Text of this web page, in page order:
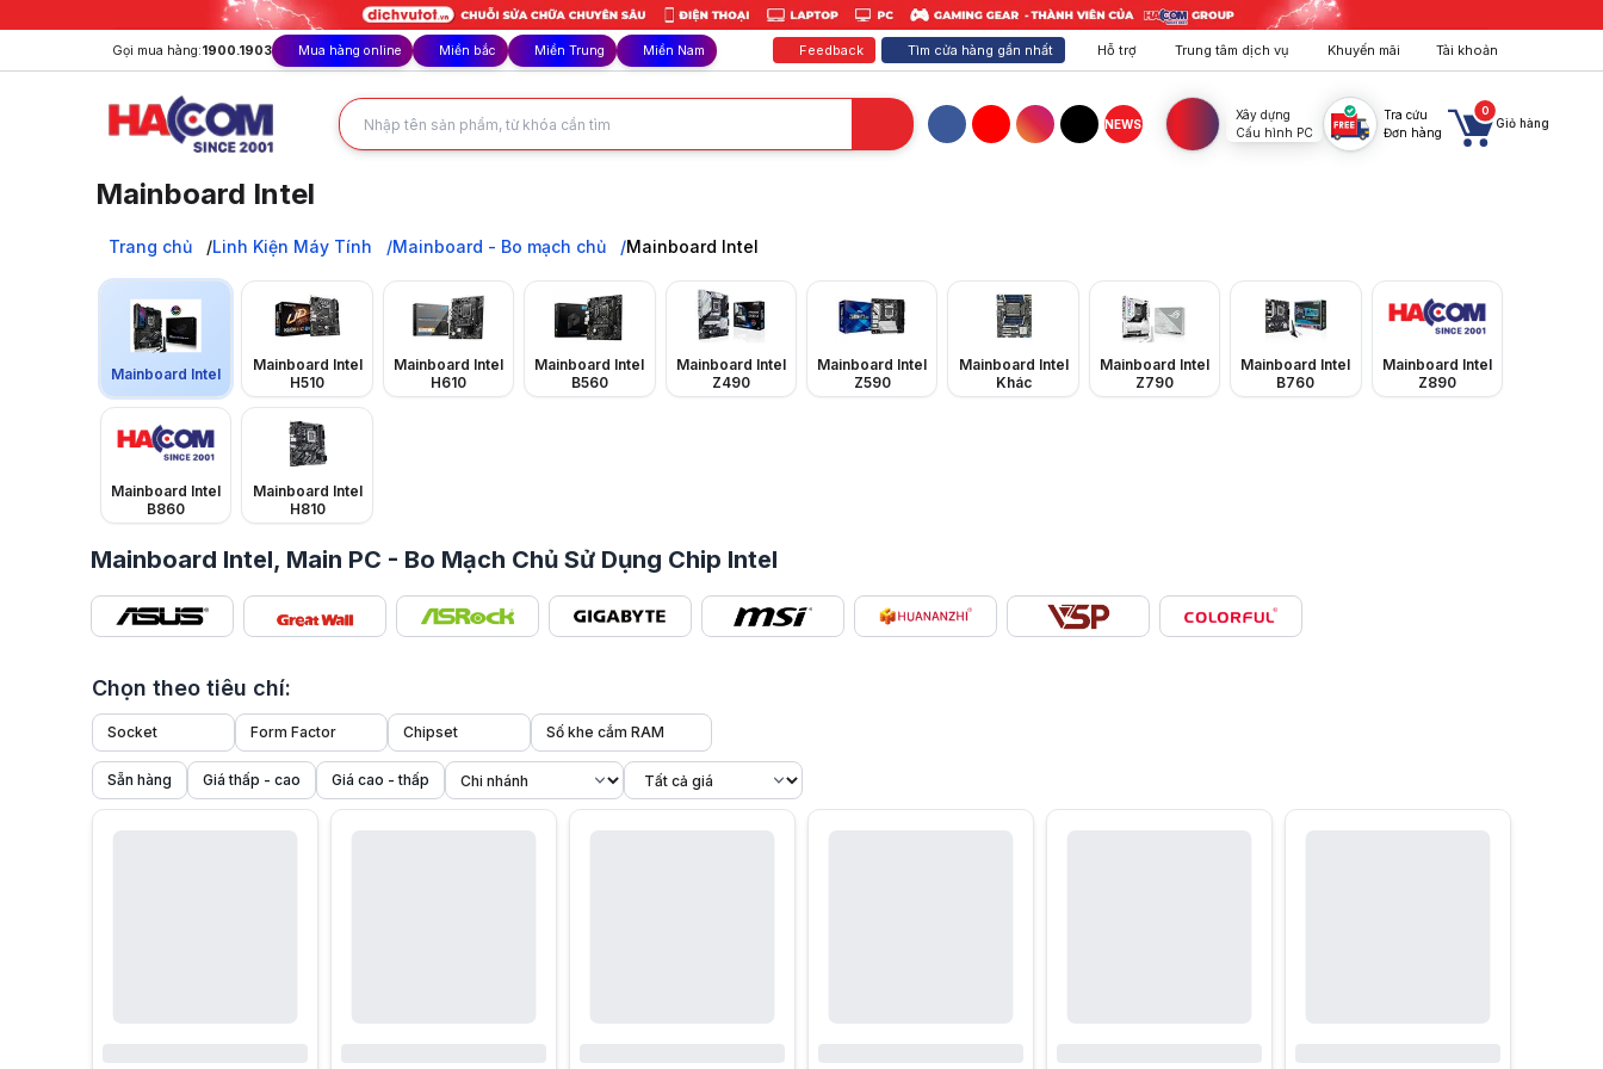
Gọi mua hàng:1900.1903 Mua hàng online Miền bắc Miền Trung Miền Nam Feedback Tìm cửa hàng gần nhất Hỗ trợ Trung tâm dịch vụ Khuyến mãi Tài khoản
FacebookYouTubeInstagram
TikTok
NEWS
Xây dựng
Cấu hình PC
Tra cứu
Đơn hàng
0
Giỏ hàng
Mainboard Intel
Linh Kiện Máy Tính
Mainboard - Bo mạch chủ
Mainboard Intel
Trang chủ Linh Kiện Máy Tính Mainboard - Bo mạch chủ Mainboard Intel
Mainboard Intel
Mainboard Intel
H510
Mainboard Intel
H610
Mainboard Intel
B560
Mainboard Intel
Z490
Mainboard Intel
Z590
Mainboard Intel
Khác
Mainboard Intel
Z790
Mainboard Intel
B760
Mainboard Intel
Z890
Mainboard Intel
B860
Mainboard Intel
H810
Mainboard Intel, Main PC - Bo Mạch Chủ Sử Dụng Chip Intel
Chọn theo tiêu chí:
Socket Form Factor Chipset Số khe cắm RAM
Sẵn hàng Giá thấp - cao Giá cao - thấp
1. Mainboard Intel là gì? Vai trò của bo mạch chủ trong PC